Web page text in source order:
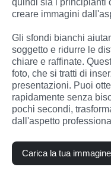
creare immagini
Gli sfondi bianchi
soggetto e ridurre le
chiare e raffinate.
foto, che si tratti di
presentazioni. Puoi
rapidamente senza
pochi secondi,
dall'aspetto
Carica la tua immagine